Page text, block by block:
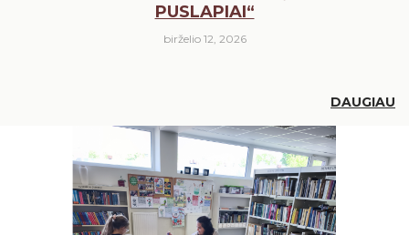
PUSLAPIAI“
birželio 12, 2026
DAUGIAU